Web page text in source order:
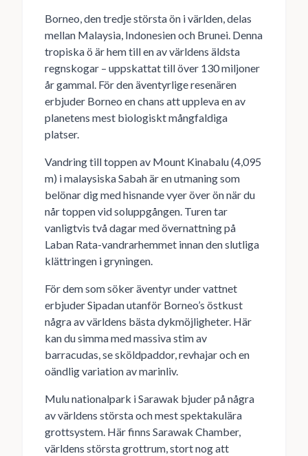
Borneo, den tredje största ön i världen, delas
mellan Malaysia, Indonesien och Brunei. Denna
tropiska ö är hem till en av världens äldsta
regnskogar – uppskattat till över 130 miljoner
år gammal. För den äventyrlige resenären
erbjuder Borneo en chans att uppleva en av
planetens mest biologiskt mångfaldiga
platser.
Vandring till toppen av Mount Kinabalu (4,095
m) i malaysiska Sabah är en utmaning som
belönar dig med hisnande vyer över ön när du
når toppen vid soluppgången. Turen tar
vanligtvis två dagar med övernattning på
Laban Rata-vandrarhemmet innan den slutliga
klättringen i gryningen.
För dem som söker äventyr under vattnet
erbjuder Sipadan utanför Borneo’s östkust
några av världens bästa dykmöjligheter. Här
kan du simma med massiva stim av
barracudas, se sköldpaddor, revhajar och en
oändlig variation av marinliv.
Mulu nationalpark i Sarawak bjuder på några
av världens största och mest spektakulära
grottsystem. Här finns Sarawak Chamber,
världens största grottrum, stort nog att